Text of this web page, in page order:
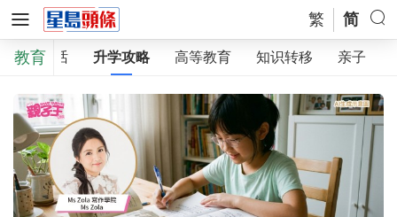
繁 简
教育
教育热话 升学攻略 高等教育 知识转移 亲子